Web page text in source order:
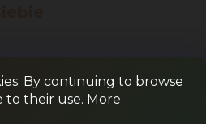
By continuing to browse
to their use. More